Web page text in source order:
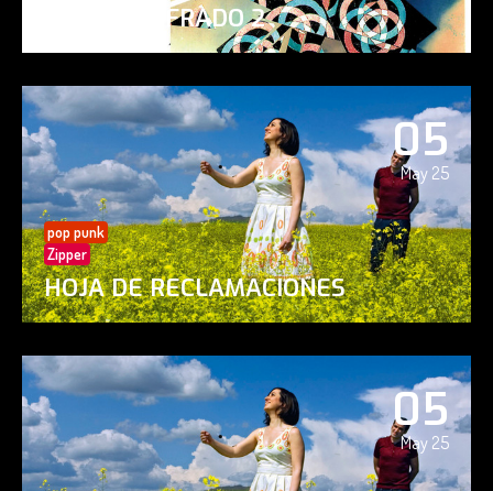
PAISAJE CIFRADO 2
05
May 25
pop punk
Zipper
HOJA DE RECLAMACIONES
05
May 25